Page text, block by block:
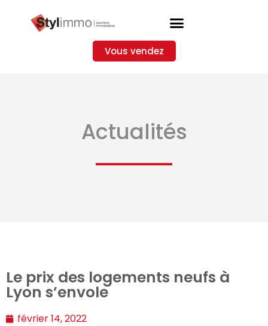
Vous vendez
Actualités
Le prix des logements neufs à
Lyon s’envole
février 14, 2022